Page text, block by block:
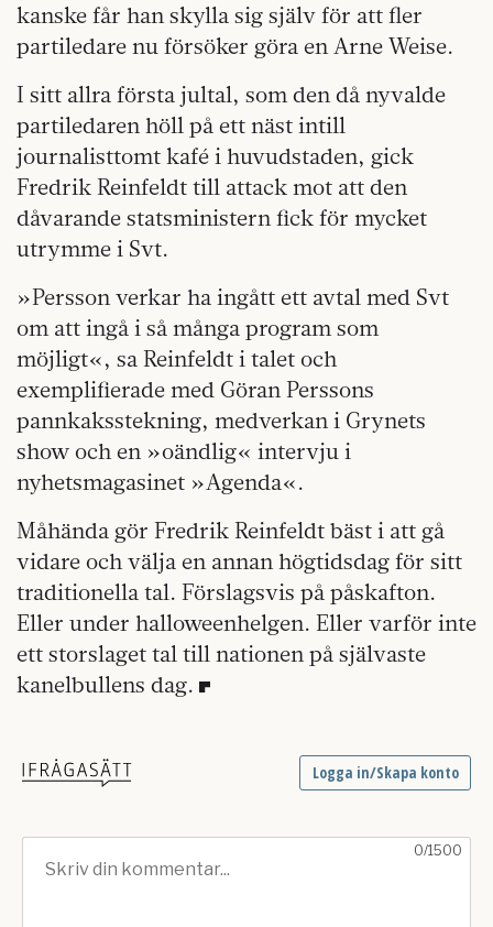
kanske får han skylla sig själv för att fler
partiledare nu försöker göra en Arne Weise.
I sitt allra första jultal, som den då nyvalde
partiledaren höll på ett näst intill
journalisttomt kafé i huvudstaden, gick
Fredrik Reinfeldt till attack mot att den
dåvarande statsministern fick för mycket
utrymme i Svt.
»Persson verkar ha ingått ett avtal med Svt
om att ingå i så många program som
möjligt«, sa Reinfeldt i talet och
exemplifierade med Göran Perssons
pannkaksstekning, medverkan i Grynets
show och en »oändlig« intervju i
nyhetsmagasinet »Agenda«.
Måhända gör Fredrik Reinfeldt bäst i att gå
vidare och välja en annan högtidsdag för sitt
traditionella tal. Förslagsvis på påskafton.
Eller under halloweenhelgen. Eller varför inte
ett storslaget tal till nationen på självaste
kanelbullens dag.